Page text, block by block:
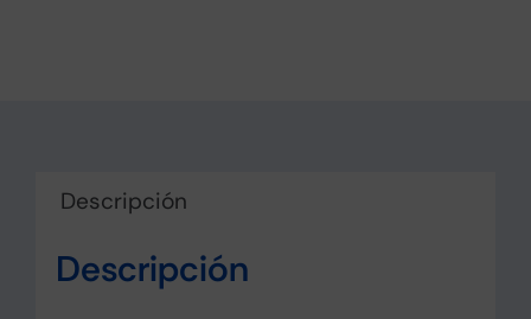
Descripción
Descripción